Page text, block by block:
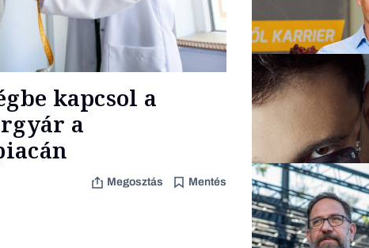
kapcsol a
a
Megosztás Mentés
Content Lab HUB